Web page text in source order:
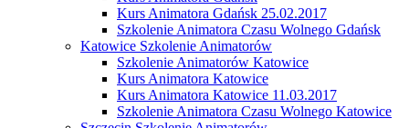
Kurs Animatora Gdańsk 25.02.2017
Szkolenie Animatora Czasu Wolnego Gdańsk
Katowice Szkolenie Animatorów
Szkolenie Animatorów Katowice
Kurs Animatora Katowice
Kurs Animatora Katowice 11.03.2017
Szkolenie Animatora Czasu Wolnego Katowice